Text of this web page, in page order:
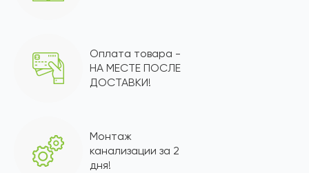
Оплата товара -
НА МЕСТЕ ПОСЛЕ
ДОСТАВКИ!
Монтаж
канализации за 2
дня!